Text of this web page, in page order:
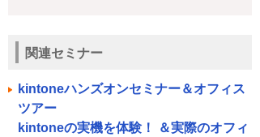
関連セミナー
kintoneハンズオンセミナー＆オフィス
ツアー
kintoneの実機を体験！ ＆実際のオフィ